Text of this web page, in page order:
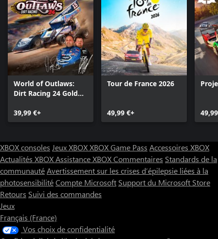
World of Outlaws:
Dirt Racing 24 Gold
39,99 €+
Tour de France 2026
49,99 €+
XBOX consoles Jeux XBOXXBOX Game Pass Accessoires XBOX
Actualités XBOXAssistance XBOXCommentaires Standards de la
communautéAvertissement sur les crises d’épilepsie liées à la
photosensibilitéCompte Microsoft Support du Microsoft Store
Retours Suivi des commandes
Jeux
Français (France)
Vos choix de confidentialité